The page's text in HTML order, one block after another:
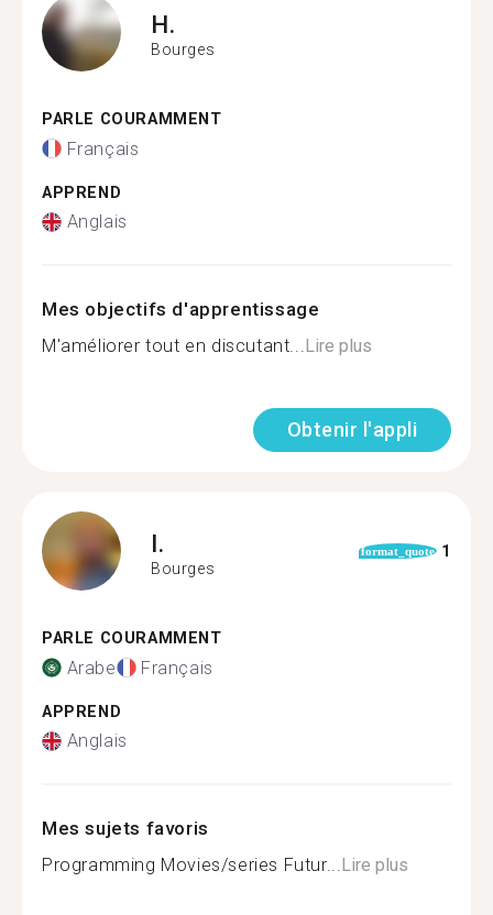
H.
Bourges
PARLE COURAMMENT
Français
APPREND
Anglais
Mes objectifs d'apprentissage
M'améliorer tout en discutant...Lire plus
Obtenir l'appli
I.
Bourges
format_quote 1
PARLE COURAMMENT
Arabe Français
APPREND
Anglais
Mes sujets favoris
Programming Movies/series Futur...Lire plus